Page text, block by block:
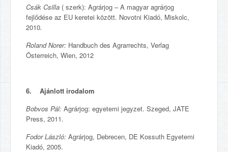
Csák Csilla ( szerk): Agrárjog – A magyar agrárjog
fejlődése az EU keretei között. Novotni Kiadó, Miskolc,
2010.
Roland Norer: Handbuch des Agrarrechts, Verlag
Österreich, Wien, 2012
6. Ajánlott irodalom
Bobvos Pál: Agrárjog: egyetemi jegyzet. Szeged, JATE
Press, 2011.
Fodor László: Agrárjog, Debrecen, DE Kossuth Egyetemi
Kiadó, 2005.